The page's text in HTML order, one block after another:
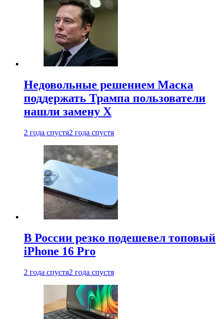
Недовольные решением Маска
поддержать Трампа пользователи
нашли замену X
2 года спустя2 года спустя
В России резко подешевел топовый
iPhone 16 Pro
2 года спустя2 года спустя